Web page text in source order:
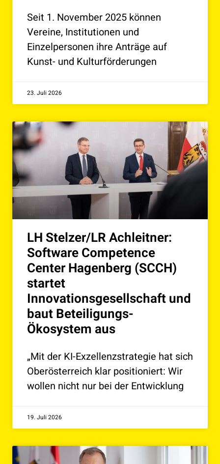
Seit 1. November 2025 können
Vereine, Institutionen und
Einzelpersonen ihre Anträge auf
Kunst- und Kulturförderungen
23. Juli 2026
LH Stelzer/LR Achleitner:
Software Competence
Center Hagenberg (SCCH)
startet
Innovationsgesellschaft und
baut Beteiligungs-
Ökosystem aus
„Mit der KI-Exzellenzstrategie hat sich
Oberösterreich klar positioniert: Wir
wollen nicht nur bei der Entwicklung
19. Juli 2026